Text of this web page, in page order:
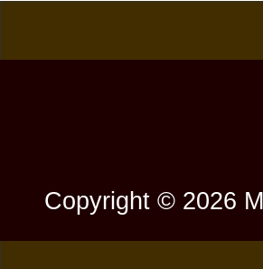
Copyright © 2026